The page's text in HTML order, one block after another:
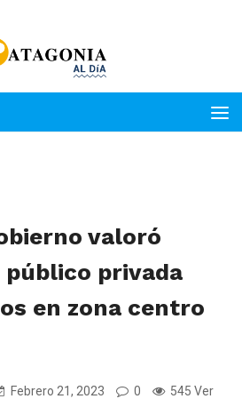
valoró
privada
en zona centro
Febrero 21, 2023 0 545 Ver